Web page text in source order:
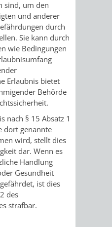
MUSEUM
VERANSTALTUNGEN
KINDER
IM
MUSEUM
KINO
VERANSTALTER
VERANSTALTUNGSRÄUME
STADTHALLE
ROLF-
PARKEN
APP
EASYPARKEN
RADFAHREN
VRNNEXTBIKE
STADTPLAN /
GEOPORTAL
sind, um den
und anderer
durch
Sie kann durch
wie Bedingungen
Erlaubnis bietet
Behörde
nach § 15 Absatz 1
dort genannte
wird, stellt dies
dar. Wenn es
Handlung
Gesundheit
ist dies
des
strafbar.